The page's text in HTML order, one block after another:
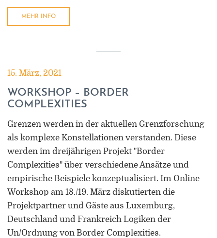
MEHR INFO
15. März, 2021
WORKSHOP – BORDER
COMPLEXITIES
Grenzen werden in der aktuellen Grenzforschung
als komplexe Konstellationen verstanden. Diese
werden im dreijährigen Projekt "Border
Complexities" über verschiedene Ansätze und
empirische Beispiele konzeptualisiert. Im Online-
Workshop am 18./19. März diskutierten die
Projektpartner und Gäste aus Luxemburg,
Deutschland und Frankreich Logiken der
Un/Ordnung von Border Complexities.